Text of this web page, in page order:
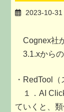
2023-10-31
Cognex社
3.1.xからの
・RedTool
１．AI
ていくと、